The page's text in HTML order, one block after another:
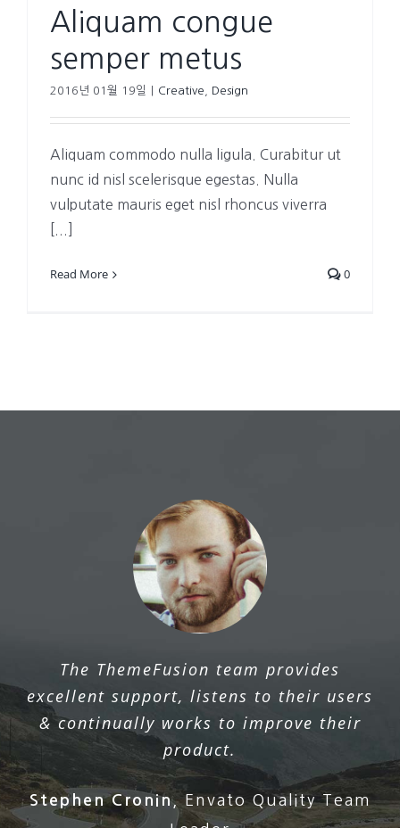
Aliquam congue
semper metus
2016년 01월 19일 Creative Design
Aliquam commodo nulla ligula. Curabitur ut
nunc id nisl scelerisque egestas. Nulla
vulputate mauris eget nisl rhoncus viverra
Read More 0
The ThemeFusion team provides
excellent support, listens to their users
& continually works to improve their
product.
Stephen Cronin,Envato Quality Team